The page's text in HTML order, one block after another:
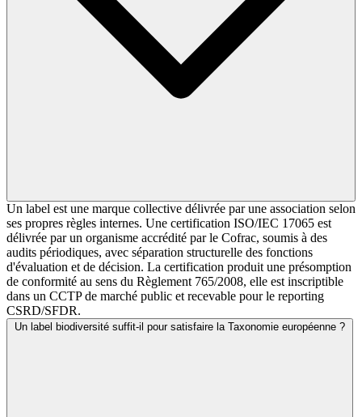
Un label est une marque collective délivrée par une association selon
ses propres règles internes. Une certification ISO/IEC 17065 est
délivrée par un organisme accrédité par le Cofrac, soumis à des
audits périodiques, avec séparation structurelle des fonctions
d'évaluation et de décision. La certification produit une présomption
de conformité au sens du Règlement 765/2008, elle est inscriptible
dans un CCTP de marché public et recevable pour le reporting
CSRD/SFDR.
Un label biodiversité suffit-il pour satisfaire la Taxonomie européenne ?